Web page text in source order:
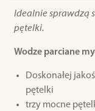
Idealnie sprawdzą
pętelki.
Wodze parciane
Doskonałej
pętelki
trzy mocne